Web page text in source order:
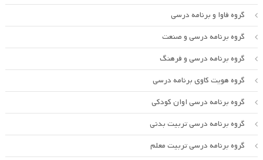
گروه فاوا و برنامه درسی
گروه برنامه درسی و صنعت
گروه برنامه درسی و فرهنگ
گروه هویت کاوی برنامه درسی
گروه برنامه درسی اوان کودکی
گروه برنامه درسی تربیت بدنی
گروه برنامه درسی تربیت معلم